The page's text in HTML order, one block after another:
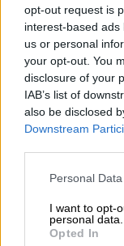
opt-out request is
interest-based
us or personal
your opt-out. You
disclosure of your
IAB’s list of
also be disclosed
Downstream
Personal
I want to opt-
personal data.
Opted In
¿La
Por
Suelta y confía